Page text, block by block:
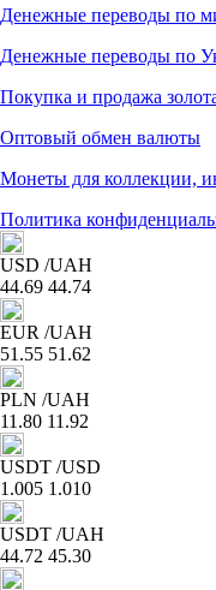
Денежные переводы по
Денежные переводы по
Покупка и продажа
Оптовый обмен валюты
Монеты для коллекции,
Политика
USD /UAH
44.69 44.74
EUR /UAH
51.55 51.62
PLN /UAH
11.80 11.92
USDT /USD
1.005 1.010
USDT /UAH
44.72 45.30